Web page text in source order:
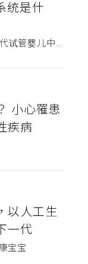
统是什
试管婴儿中...
小心罹患
疾病
以人工生
一代
宝宝